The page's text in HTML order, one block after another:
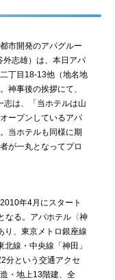
市開発のアパグルー
志雄）は、本日アパ
丁目18-13他（地名地
神事後の挨拶にて、
志は、「当ホテルは山
ープンしているアパ
当ホテルも同様に期
が一丸となってプロ
年4月にスタート
なる。アパホテル〈神
り、東京メトロ銀座線
線・中央線「神田」
分という交通アクセ
・地上13階建、全